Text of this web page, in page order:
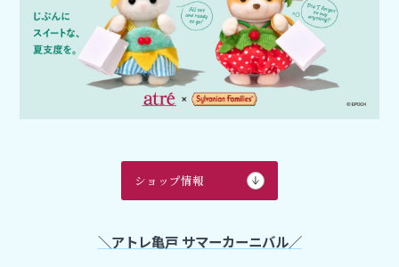
ショップ情報
＼アトレ亀戸 サマーカーニバル／